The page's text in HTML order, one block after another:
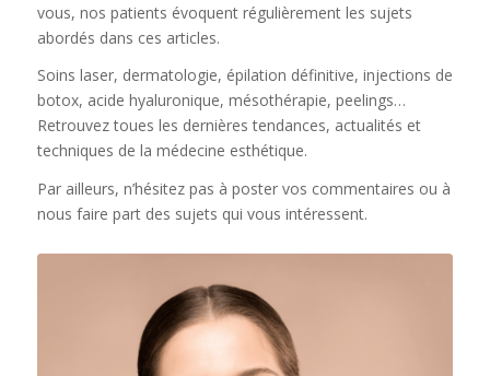
vous, nos patients évoquent régulièrement les sujets
abordés dans ces articles.
Soins laser, dermatologie, épilation définitive, injections de
botox, acide hyaluronique, mésothérapie, peelings…
Retrouvez toues les dernières tendances, actualités et
techniques de la médecine esthétique.
Par ailleurs, n’hésitez pas à poster vos commentaires ou à
nous faire part des sujets qui vous intéressent.